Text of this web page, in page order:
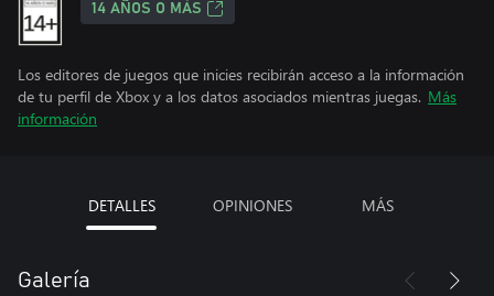
14 AÑOS O MÁS
Los editores de juegos que inicies recibirán acceso a la información
de tu perfil de Xbox y a los datos asociados mientras juegas. Más
información
DETALLES OPINIONES MÁS
Galería